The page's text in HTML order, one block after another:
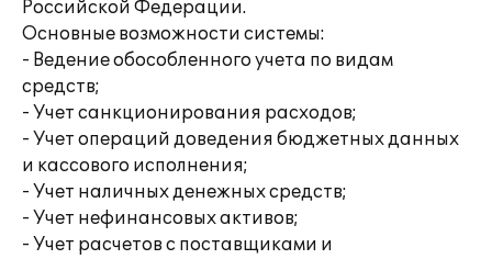
Российской Федерации.
Основные возможности системы:
- Ведение обособленного учета по видам
средств;
- Учет санкционирования расходов;
- Учет операций доведения бюджетных данных
и кассового исполнения;
- Учет наличных денежных средств;
- Учет нефинансовых активов;
- Учет расчетов с поставщиками и